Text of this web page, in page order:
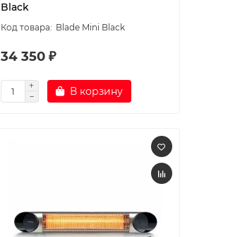
Black
Blade Mini Black
34 350 ₽
В корзину